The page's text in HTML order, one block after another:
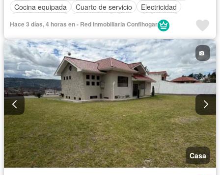
Cocina equipada
Cuarto de servicio
Electricidad
Jacuzzi
Hace 3 días, 4 horas en - Red Inmobiliaria Confihogar
Casa